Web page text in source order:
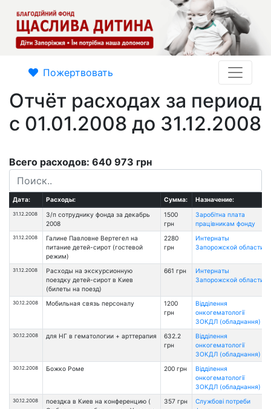
Пожертвовать
Отчёт расходах за период
с 01.01.2008 до 31.12.2008
Всего расходов: 640 973 грн
Дата: Расходы: Сумма: Назначение:
31.12.2008
З/п сотруднику фонда за декабрь
2008
1500
грн
Заробітна плата
працівникам фонду
31.12.2008
Галине Павловне Вертегел на
питание детей-сирот (гостевой
режим)
2280
грн
Интернаты
Запорожской области
31.12.2008
Расходы на экскурсионную
поездку детей-сирот в Киев
(билеты на поезд)
661 грн
Интернаты
Запорожской области
30.12.2008 Мобильная связь персоналу
1200
грн
Відділення
онкогематології
ЗОКДЛ (обладнання)
30.12.2008 для НГ в гематологии + арттерапия
632.2
грн
Відділення
онкогематології
ЗОКДЛ (обладнання)
30.12.2008 Божко Роме 200 грн
Відділення
онкогематології
ЗОКДЛ (обладнання)
30.12.2008
поездка в Киев на конференцию (
357 грн
Службові потреби